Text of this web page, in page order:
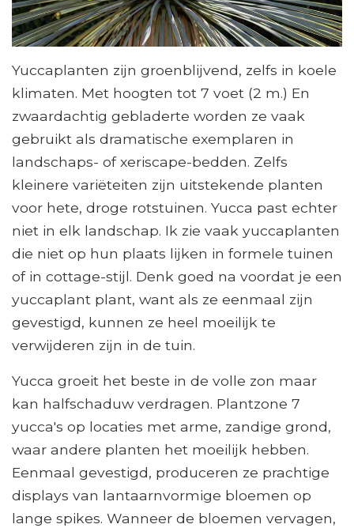
Yuccaplanten zijn groenblijvend, zelfs in koele
klimaten. Met hoogten tot 7 voet (2 m.) En
zwaardachtig gebladerte worden ze vaak
gebruikt als dramatische exemplaren in
landschaps- of xeriscape-bedden. Zelfs
kleinere variëteiten zijn uitstekende planten
voor hete, droge rotstuinen. Yucca past echter
niet in elk landschap. Ik zie vaak yuccaplanten
die niet op hun plaats lijken in formele tuinen
of in cottage-stijl. Denk goed na voordat je een
yuccaplant plant, want als ze eenmaal zijn
gevestigd, kunnen ze heel moeilijk te
verwijderen zijn in de tuin.
Yucca groeit het beste in de volle zon maar
kan halfschaduw verdragen. Plantzone 7
yucca's op locaties met arme, zandige grond,
waar andere planten het moeilijk hebben.
Eenmaal gevestigd, produceren ze prachtige
displays van lantaarnvormige bloemen op
lange spikes. Wanneer de bloemen vervagen,